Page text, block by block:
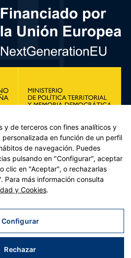
y Resiliencia – Financiado por
establecido por el Reglamento (UE)
y del Consejo, de 12 de febrero
y de terceros con fines analíticos y
en función de un perfil
de navegación. Puedes
pulsando en "Configurar", aceptar
clic en "Aceptar", o rechazarlas
Para más información consulta
y Cookies.
Configurar
Rechazar